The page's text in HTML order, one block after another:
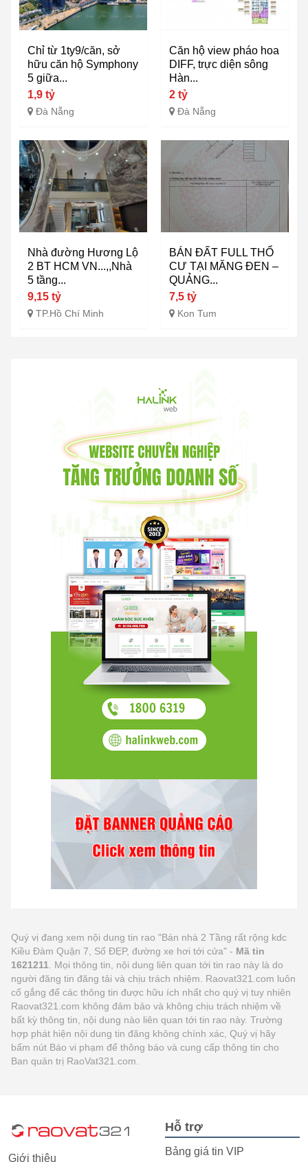
Chỉ từ 1ty9/căn, sở
hữu căn hộ Symphony
5 giữa...
1,9 tỷ
Đà Nẵng
Căn hộ view pháo hoa
DIFF, trực diện sông
Hàn...
2 tỷ
Đà Nẵng
Nhà đường Hương Lộ
2 BT HCM VN...,,Nhà
5 tầng...
9,15 tỷ
TP.Hồ Chí Minh
BÁN ĐẤT FULL THỔ
CƯ TẠI MĂNG ĐEN –
QUẢNG...
7,5 tỷ
Kon Tum
Quý vị đang xem nội dung tin rao "Bán nhà 2 Tầng rất rộng kdc
Kiều Đàm Quận 7, Sổ ĐẸP, đường xe hơi tới cửa" - Mã tin
1621211 . Mọi thông tin, nội dung liên quan tới tin rao này là do
người đăng tin đăng tải và chịu trách nhiệm. Raovat321.com luôn
cố gắng để các thông tin được hữu ích nhất cho quý vị tuy nhiên
Raovat321.com không đảm bảo và không chịu trách nhiệm về
bất kỳ thông tin, nội dung nào liên quan tới tin rao này. Trường
hợp phát hiện nội dung tin đăng không chính xác, Quý vị hãy
bấm nút Báo vi phạm để thông báo và cung cấp thông tin cho
Ban quản trị RaoVat321.com.
Giới thiệu
Hỗ trợ
Bảng giá tin VIP